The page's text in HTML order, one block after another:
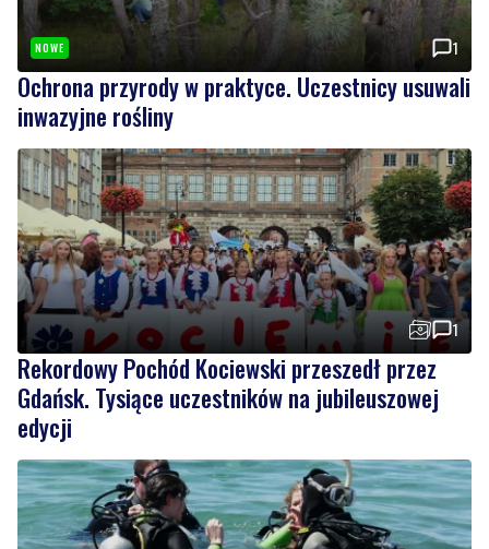
NOWE 1
Ochrona przyrody w praktyce. Uczestnicy usuwali
inwazyjne rośliny
1
Rekordowy Pochód Kociewski przeszedł przez
Gdańsk. Tysiące uczestników na jubileuszowej
edycji